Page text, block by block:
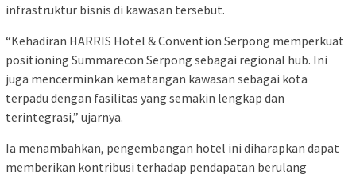
infrastruktur bisnis di kawasan tersebut.
“Kehadiran HARRIS Hotel & Convention Serpong memperkuat
positioning Summarecon Serpong sebagai regional hub. Ini
juga mencerminkan kematangan kawasan sebagai kota
terpadu dengan fasilitas yang semakin lengkap dan
terintegrasi,” ujarnya.
Ia menambahkan, pengembangan hotel ini diharapkan dapat
memberikan kontribusi terhadap pendapatan berulang